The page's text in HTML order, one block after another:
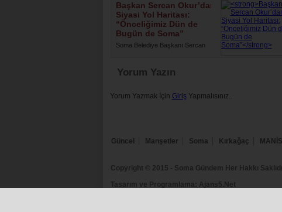
Başkan Sercan Okur’dan
Siyasi Yol Haritası:
“Önceliğimiz Dün de
Bugün de Soma”
Soma Belediye Başkanı Sercan
Yorum Yazın
Yorum Yazmak İçin Giriş Yapmalısınız..
Güncel Manşetler Soma Kırkağaç
Copyright © 2015 - Soma Gündem Her Hakkı
Tasarım ve Programlama:
Ajans5.Net